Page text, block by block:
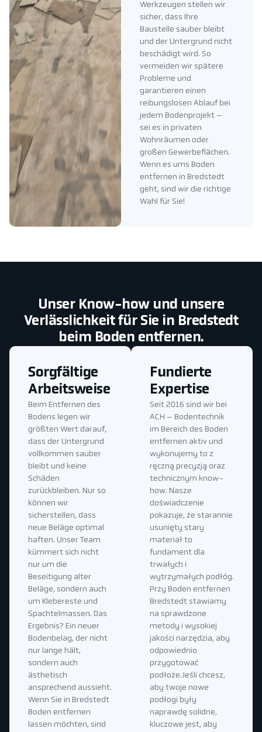
Werkzeugen stellen wir
sicher, dass Ihre
Baustelle sauber bleibt
und der Untergrund nicht
beschädigt wird. So
vermeiden wir spätere
Probleme und
garantieren einen
reibungslosen Ablauf bei
jedem Bodenprojekt –
sei es in privaten
Wohnräumen oder
großen Gewerbeflächen.
Wenn es ums Boden
entfernen in Bredstedt
geht, sind wir die richtige
Wahl für Sie!
Unser Know-how und unsere
Verlässlichkeit für Sie in Bredstedt
beim Boden entfernen.
Fundierte
Expertise
Seit 2016 sind wir bei
ACH – Bodentechnik
im Bereich des Boden
entfernen aktiv und
wykonujemy to z
ręczną precyzją oraz
technicznym know-
how. Nasze
doświadczenie
pokazuje, że starannie
usunięty stary
materiał to
fundament dla
trwałych i
wytrzymałych podłóg.
Przy Boden entfernen
Bredstedt stawiamy
na sprawdzone
metody i wysokiej
jakości narzędzia, aby
odpowiednio
przygotować
podłoże.Jeśli chcesz,
aby twoje nowe
podłogi były
naprawdę solidne,
kluczowe jest, aby
Sorgfältige
Arbeitsweise
Beim Entfernen des
Bodens legen wir
größten Wert darauf,
dass der Untergrund
vollkommen sauber
bleibt und keine
Schäden
zurückbleiben. Nur so
können wir
sicherstellen, dass
neue Beläge optimal
haften. Unser Team
kümmert sich nicht
nur um die
Beseitigung alter
Beläge, sondern auch
um Klebereste und
Spachtelmassen. Das
Ergebnis? Ein neuer
Bodenbelag, der nicht
nur lange hält,
sondern auch
ästhetisch
ansprechend aussieht.
Wenn Sie in Bredstedt
Boden entfernen
lassen möchten, sind